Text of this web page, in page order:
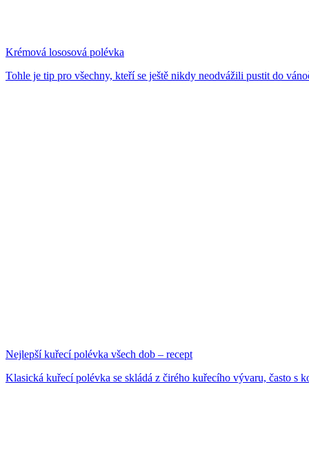
Krémová lososová polévka
Tohle je tip pro všechny, kteří se ještě nikdy neodvážili pustit do
Nejlepší kuřecí polévka všech dob – recept
Klasická kuřecí polévka se skládá z čirého kuřecího vývaru, často s